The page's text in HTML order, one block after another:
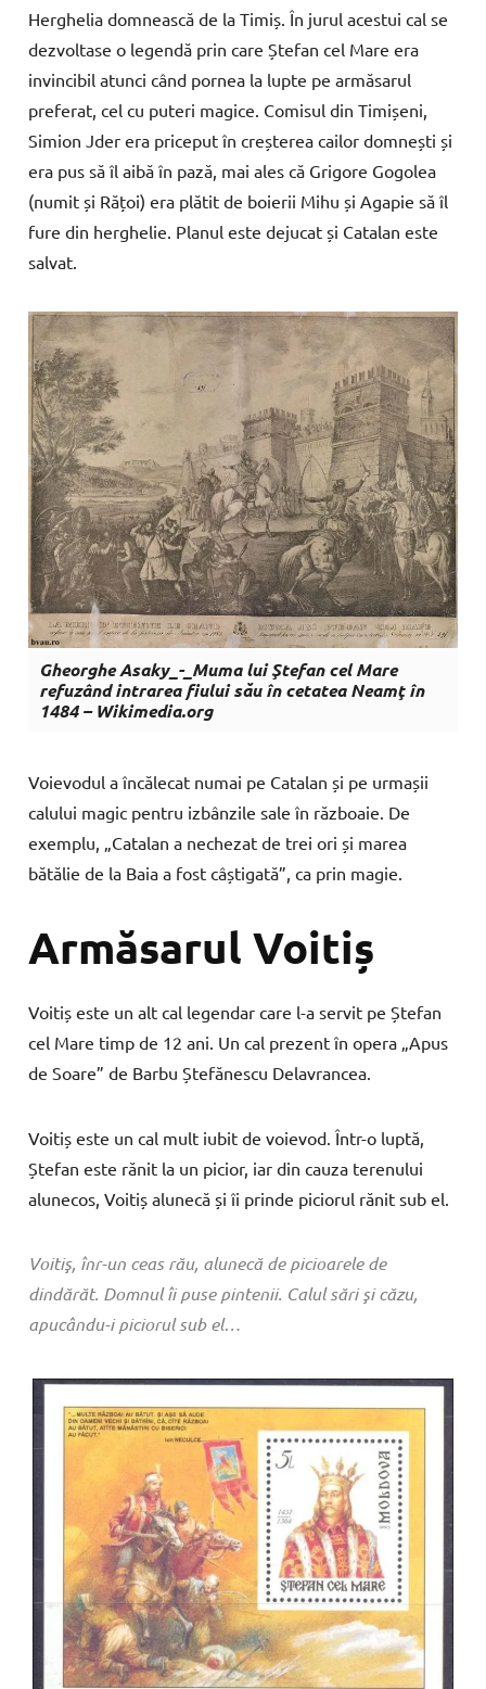
Herghelia domnească de la Timiș. În jurul acestui cal se
dezvoltase o legendă prin care Ștefan cel Mare era
invincibil atunci când pornea la lupte pe armăsarul
preferat, cel cu puteri magice. Comisul din Timișeni,
Simion Jder era priceput în creșterea cailor domnești și
era pus să îl aibă în pază, mai ales că Grigore Gogolea
(numit și Rățoi) era plătit de boierii Mihu și Agapie să îl
fure din herghelie. Planul este dejucat și Catalan este
salvat.
Gheorghe Asaky_-_Muma lui Ştefan cel Mare
refuzând intrarea fiului său în cetatea Neamţ în
1484 – Wikimedia.org
Voievodul a încălecat numai pe Catalan și pe urmașii
calului magic pentru izbânzile sale în războaie. De
exemplu, „Catalan a nechezat de trei ori și marea
bătălie de la Baia a fost câștigată”, ca prin magie.
Armăsarul Voitiș
Voitiș este un alt cal legendar care l-a servit pe Ștefan
cel Mare timp de 12 ani. Un cal prezent în opera „Apus
de Soare” de Barbu Ștefănescu Delavrancea.
Voitiș este un cal mult iubit de voievod. Într-o luptă,
Ștefan este rănit la un picior, iar din cauza terenului
alunecos, Voitiș alunecă și îi prinde piciorul rănit sub el.
Voitiş, înr-un ceas rău, alunecă de picioarele de
dindărăt. Domnul îi puse pintenii. Calul sări şi căzu,
apucându-i piciorul sub el…